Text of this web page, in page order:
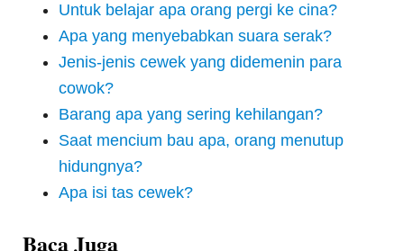
Untuk belajar apa orang pergi ke cina?
Apa yang menyebabkan suara serak?
Jenis-jenis cewek yang didemenin para
cowok?
Barang apa yang sering kehilangan?
Saat mencium bau apa, orang menutup
hidungnya?
Apa isi tas cewek?
Baca Juga